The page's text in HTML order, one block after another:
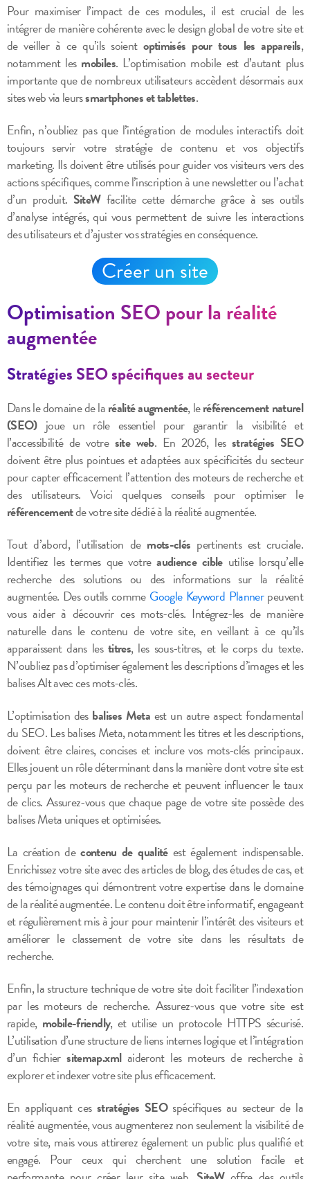
Pour maximiser l’impact de ces modules, il est crucial de les
intégrer de manière cohérente avec le design global de votre site et
de veiller à ce qu’ils soientoptimisés pour tous les appareils,
notamment les mobiles. L’optimisation mobile est d’autant plus
importante que de nombreux utilisateurs accèdent désormais aux
sites web via leurssmartphones et tablettes.
Enfin, n’oubliez pas que l’intégration de modules interactifs doit
toujours servir votre stratégie de contenu et vos objectifs
marketing. Ils doivent être utilisés pour guider vos visiteurs vers des
actions spécifiques, comme l’inscription à une newsletter ou l’achat
d’un produit. SiteWfacilite cette démarche grâce à ses outils
d’analyse intégrés, qui vous permettent de suivre les interactions
des utilisateurs et d’ajuster vos stratégies en conséquence.
Créer un site
Optimisation SEO pour la réalité
augmentée
Stratégies SEO spécifiques au secteur
Dans le domaine de laréalité augmentée, leréférencement naturel
(SEO)joue un rôle essentiel pour garantir la visibilité et
l’accessibilité de votre site web. En 2026, les stratégies SEO
doivent être plus pointues et adaptées aux spécificités du secteur
pour capter efficacement l’attention des moteurs de recherche et
des utilisateurs. Voici quelques conseils pour optimiser le
référencementde votre site dédié à la réalité augmentée.
Tout d’abord, l’utilisation de mots-clés pertinents est cruciale.
Identifiez les termes que votreaudience cibleutilise lorsqu’elle
recherche des solutions ou des informations sur la réalité
augmentée. Des outils comme Google Keyword Plannerpeuvent
vous aider à découvrir ces mots-clés. Intégrez-les de manière
naturelle dans le contenu de votre site, en veillant à ce qu’ils
apparaissent dans les titres, les sous-titres, et le corps du texte.
N’oubliez pas d’optimiser également les descriptions d’images et les
balises Alt avec ces mots-clés.
L’optimisation des balises Meta est un autre aspect fondamental
du SEO. Les balises Meta, notamment les titres et les descriptions,
doivent être claires, concises et inclure vos mots-clés principaux.
Elles jouent un rôle déterminant dans la manière dont votre site est
perçu par les moteurs de recherche et peuvent influencer le taux
de clics. Assurez-vous que chaque page de votre site possède des
balises Meta uniques et optimisées.
La création decontenu de qualitéest également indispensable.
Enrichissez votre site avec des articles de blog, des études de cas, et
des témoignages qui démontrent votre expertise dans le domaine
de la réalité augmentée. Le contenu doit être informatif, engageant
et régulièrement mis à jour pour maintenir l’intérêt des visiteurs et
améliorer le classement de votre site dans les résultats de
recherche.
Enfin, la structure technique de votre site doit faciliter l’indexation
par les moteurs de recherche. Assurez-vous que votre site est
rapide, mobile-friendly, et utilise un protocole HTTPS sécurisé.
L’utilisation d’une structure de liens internes logique et l’intégration
d’un fichiersitemap.xmlaideront les moteurs de recherche à
explorer et indexer votre site plus efficacement.
En appliquant ces stratégies SEOspécifiques au secteur de la
réalité augmentée, vous augmenterez non seulement la visibilité de
votre site, mais vous attirerez également un public plus qualifié et
engagé. Pour ceux qui cherchent une solution facile et